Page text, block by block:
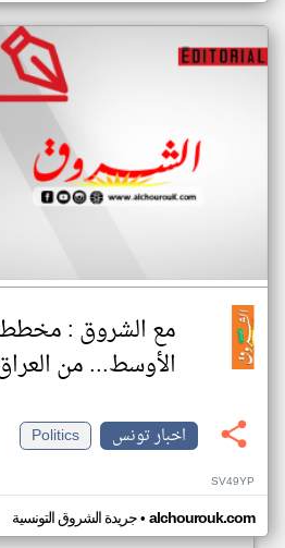
مع الشروق :
الأوسط... من
اخبار تونس
Politics
SV49YP
جريدة الشروق التونسية• alchourouk.com